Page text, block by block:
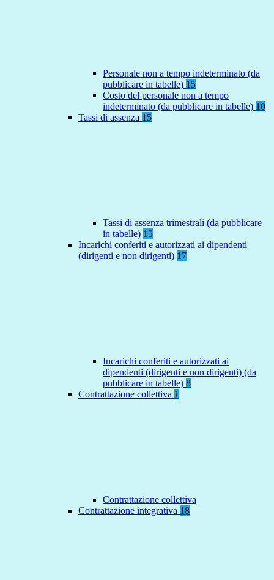
Personale non a tempo indeterminato (da
pubblicare in tabelle) 15
Costo del personale non a tempo
indeterminato (da pubblicare in tabelle) 10
Tassi di assenza 15
Tassi di assenza trimestrali (da pubblicare
in tabelle) 15
Incarichi conferiti e autorizzati ai dipendenti
(dirigenti e non dirigenti) 17
Incarichi conferiti e autorizzati ai
dipendenti (dirigenti e non dirigenti) (da
pubblicare in tabelle) 8
Contrattazione collettiva 1
Contrattazione collettiva
Contrattazione integrativa 18